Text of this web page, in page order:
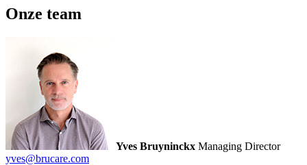
Onze team
Yves Bruyninckx Managing Director
yves@brucare.com